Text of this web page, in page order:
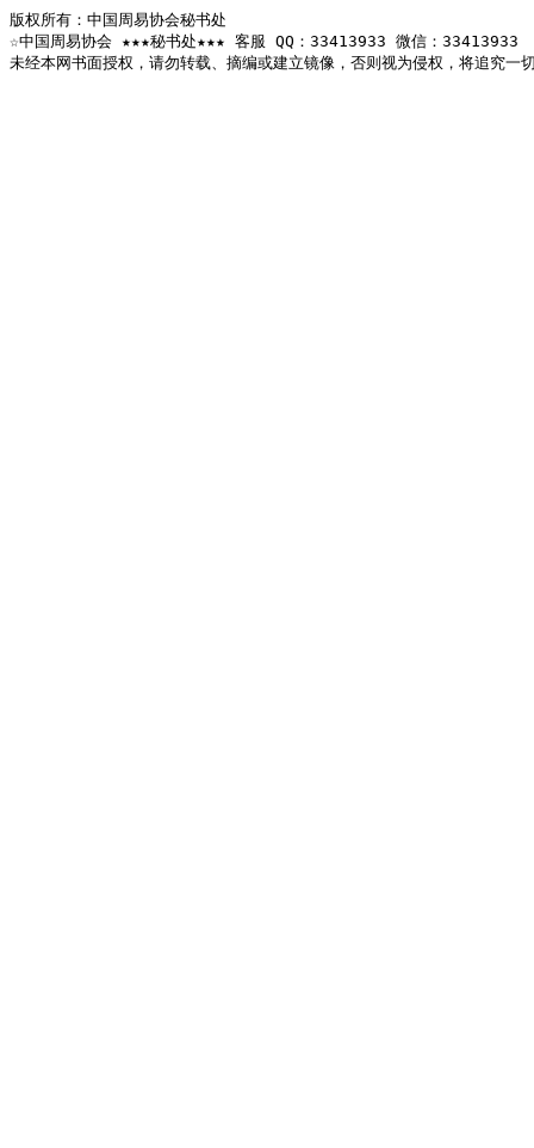
版权所有：中国周易协会秘书处
☆中国周易协会 ★★★秘书处★★★ 客服 QQ：33413933 微信：33413933
未经本网书面授权，请勿转载、摘编或建立镜像，否则视为侵权，将追究一